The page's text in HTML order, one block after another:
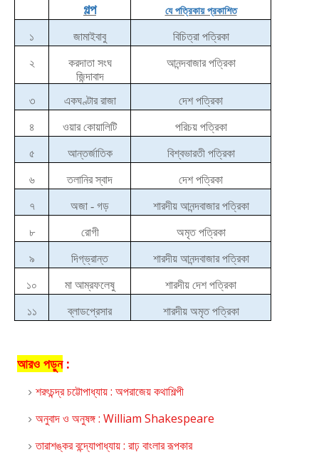
গল্প যে পত্রিকায় প্রকাশিত
১ জামাইবাবু বিচিত্রা পত্রিকা
২
করদাতা সংঘ
জিন্দাবাদ
আনন্দবাজার পত্রিকা
৩ একঘণ্টার রাজা দেশ পত্রিকা
৪ ওয়ার কোয়ালিটি পরিচয় পত্রিকা
৫ আন্তর্জাতিক বিশ্বভারতী পত্রিকা
৬ তলানির স্বাদ দেশ পত্রিকা
৭ অজা - গড় শারদীয় আনন্দবাজার পত্রিকা
৮ রোগী অমৃত পত্রিকা
৯ দিগ্‌ভ্রান্ত শারদীয় আনন্দবাজার পত্রিকা
১০ মা আম্রফলেষু শারদীয় দেশ পত্রিকা
১১ ব্লাডপ্রেসার শারদীয় অমৃত পত্রিকা
আরও পড়ুন:
শরৎচন্দ্র চট্টোপাধ্যায় : অপরাজেয় কথাশিল্পী
অনুবাদ ও অনুষঙ্গ : William Shakespeare
তারাশঙ্কর বন্দ্যোপাধ্যায় : রাঢ় বাংলার রূপকার